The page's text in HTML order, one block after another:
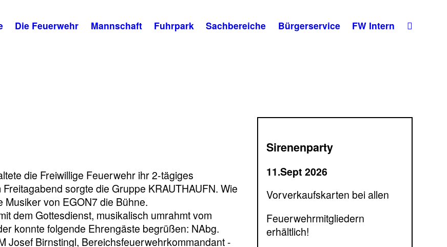
Die Feuerwehr Mannschaft Fuhrpark Sachbereiche Bürgerservice FW Intern
die Freiwillige Feuerwehr ihr 2-tägiges
sorgte die Gruppe KRAUTHAUFN. Wie
von EGON7 die Bühne.
dem Gottesdienst, musikalisch umrahmt vom
konnte folgende Ehrengäste begrüßen: NAbg.
Josef Birnstingl, Bereichsfeuerwehrkommandant -
Sirenenparty
11.Sept 2026
Vorverkaufskarten bei allen
Feuerwehrmitgliedern
erhältlich!